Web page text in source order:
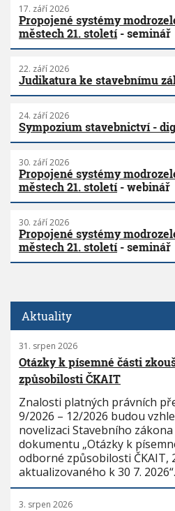
17. září 2026
Propojené systémy
městech 21. století - seminář
22. září 2026
Judikatura ke stavebnímu
24. září 2026
Sympozium stavebnictví -
30. září 2026
Propojené systémy
městech 21. století - webinář
30. září 2026
Propojené systémy
městech 21. století - seminář
Aktuality
31. srpen 2026
Otázky k písemné části
způsobilosti ČKAIT
Znalosti platných právních
9/2026 – 12/2026 budou
novelizaci Stavebního
dokumentu „Otázky k
odborné způsobilosti ČKAIT,
aktualizovaného k 30 7. 2026“.
3. srpen 2026